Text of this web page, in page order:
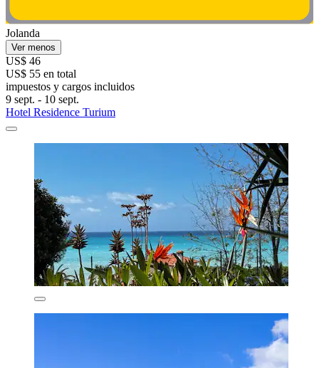
Jolanda
Ver menos
US$ 46
US$ 55 en total
impuestos y cargos incluidos
9 sept. - 10 sept.
Hotel Residence Turium